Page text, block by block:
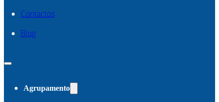
Contactos
Blog
Agrupamento